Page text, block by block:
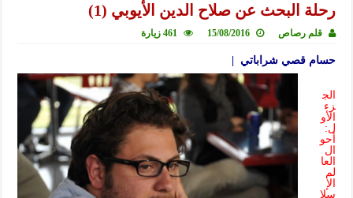
رحلة البحث عن صلاح الدين الأيوبي (1)
قلم رصاص 15/08/2016 461 زيارة
حسام قصي شراباتي |
الج
زء
الأو
ل:
أحو
ال
العا
لم
الإ
سلا